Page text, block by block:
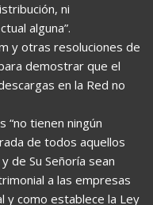
ni
alguna”.
y otras resoluciones de
demostrar que el
en la Red no
“no tienen ningún
de todos aquellos
de Su Señoría sean
a las empresas
y como establece la Ley